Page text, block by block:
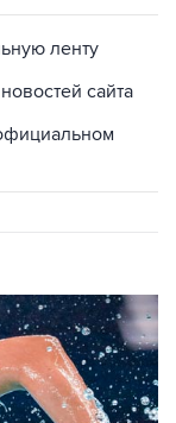
ленту
сайта